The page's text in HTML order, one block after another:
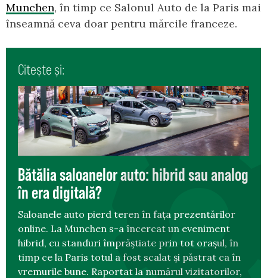
Munchen, în timp ce Salonul Auto de la Paris mai
înseamnă ceva doar pentru mărcile franceze.
Citește și:
Bătălia saloanelor auto: hibrid sau analog
în era digitală?
Saloanele auto pierd teren în fața prezentărilor
online. La Munchen s-a încercat un eveniment
hibrid, cu standuri împrăștiate prin tot orașul, în
timp ce la Paris totul a fost scalat și păstrat ca în
vremurile bune. Raportat la numărul vizitatorilor,